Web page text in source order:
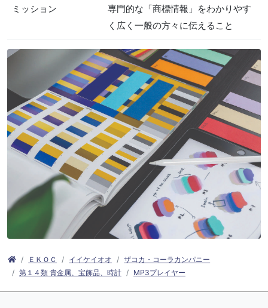
ミッション
専門的な「商標情報」をわかりやす
く広く一般の方々に伝えること
ＥＫＯＣ イイケイオオ
ザコカ・コーラカンパニー
第１４類 貴金属、宝飾品、時計
MP3プレイヤー